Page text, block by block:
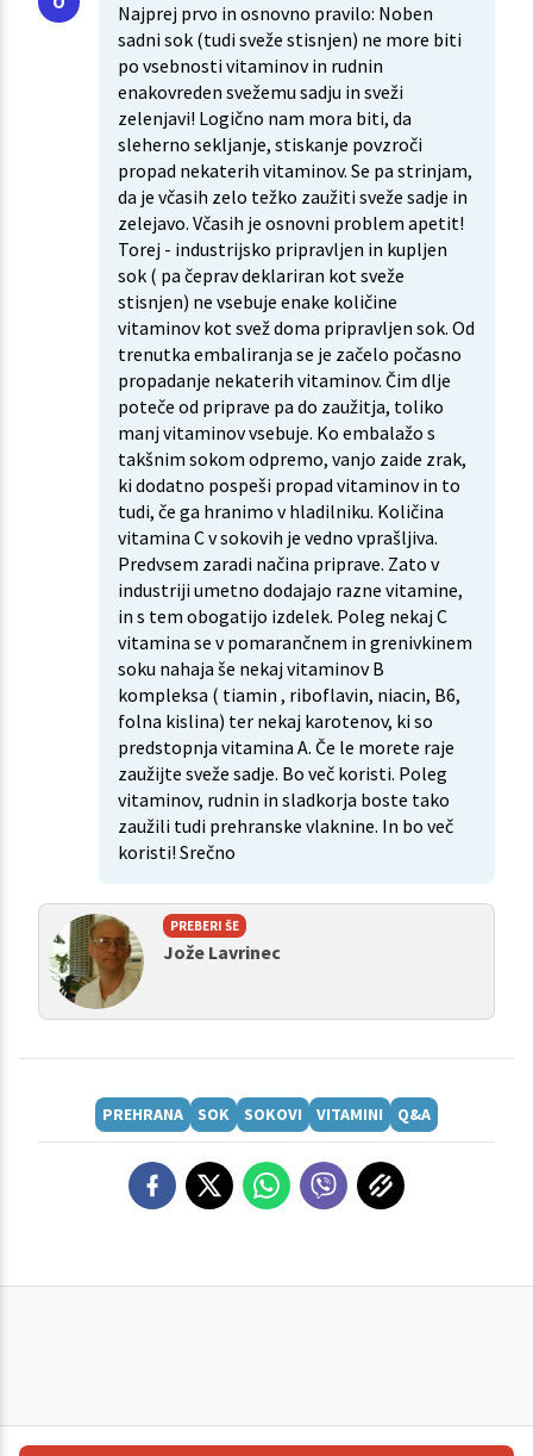
Najprej prvo in osnovno pravilo: Noben
sadni sok (tudi sveže stisnjen) ne more biti
po vsebnosti vitaminov in rudnin
enakovreden svežemu sadju in sveži
zelenjavi! Logično nam mora biti, da
sleherno sekljanje, stiskanje povzroči
propad nekaterih vitaminov. Se pa strinjam,
da je včasih zelo težko zaužiti sveže sadje in
zelejavo. Včasih je osnovni problem apetit!
Torej - industrijsko pripravljen in kupljen
sok ( pa čeprav deklariran kot sveže
stisnjen) ne vsebuje enake količine
vitaminov kot svež doma pripravljen sok. Od
trenutka embaliranja se je začelo počasno
propadanje nekaterih vitaminov. Čim dlje
poteče od priprave pa do zaužitja, toliko
manj vitaminov vsebuje. Ko embalažo s
takšnim sokom odpremo, vanjo zaide zrak,
ki dodatno pospeši propad vitaminov in to
tudi, če ga hranimo v hladilniku. Količina
vitamina C v sokovih je vedno vprašljiva.
Predvsem zaradi načina priprave. Zato v
industriji umetno dodajajo razne vitamine,
in s tem obogatijo izdelek. Poleg nekaj C
vitamina se v pomarančnem in grenivkinem
soku nahaja še nekaj vitaminov B
kompleksa ( tiamin , riboflavin, niacin, B6,
folna kislina) ter nekaj karotenov, ki so
predstopnja vitamina A. Če le morete raje
zaužijte sveže sadje. Bo več koristi. Poleg
vitaminov, rudnin in sladkorja boste tako
zaužili tudi prehranske vlaknine. In bo več
koristi! Srečno
PREBERI ŠE
Jože Lavrinec
PREHRANA SOK SOKOVI VITAMINI Q&A